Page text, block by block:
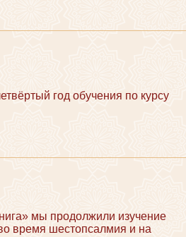
год обучения по курсу
мы продолжили изучение
время шестопсалмия и на